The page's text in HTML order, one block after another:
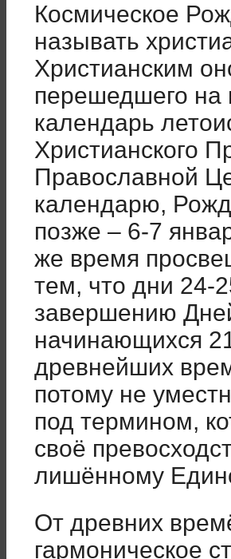
Космическое
называть
Христианским
перешедшего на
календарь
Христианского
Православной
календарю,
позже – 6-7
же время
тем, что дни 24-
завершению
начинающихся
древнейших
потому не
под термином,
своё
лишённому
От древних
гармоническое